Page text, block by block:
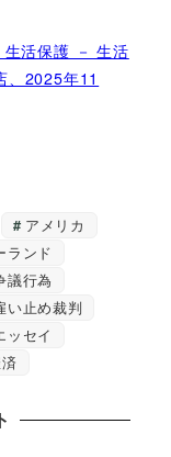
活保護 － 生活
、2025年11
アメリカ
ランド
議行為
い止め裁判
ッセイ